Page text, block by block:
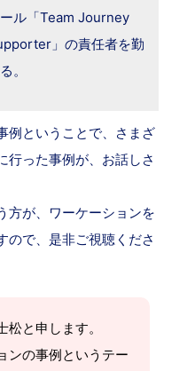
ル「Team Journey
」の責任者を勤
。
例ということで、さまざ
行った事例が、お話しさ
方が、ワーケーションを
ので、是非ご視聴くださ
松と申します。
ンの事例というテー